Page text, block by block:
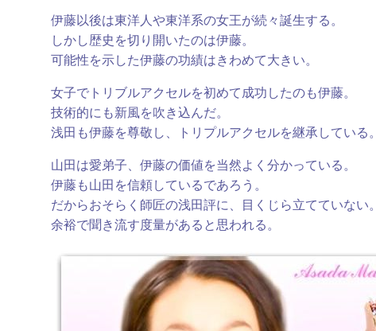
伊藤以後は東洋人や東洋系の女王が続々誕生する。
しかし歴史を切り開いたのは伊藤。
可能性を示した伊藤の功績はきわめて大きい。
女子でトリブルアクセルを初めて成功したのも伊藤。
技術的にも新風を吹き込んだ。
浅田も伊藤を尊敬し、トリプルアクセルを継承している。
山田は愛弟子、伊藤の価値を当然よく分かっている。
伊藤も山田を信頼しているであろう。
だからおそらく師匠の浅田評に、目くじら立てていない。
余裕で聞き流す度量があると思われる。